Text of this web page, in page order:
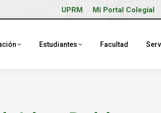
UPRM Mi Portal Colegial
Estudiantes Facultad